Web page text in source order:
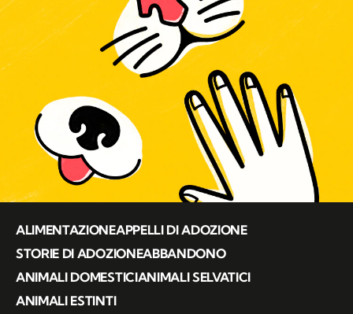
ALIMENTAZIONEAPPELLI DI ADOZIONE
STORIE DI ADOZIONEABBANDONO
ANIMALI DOMESTICIANIMALI SELVATICI
ANIMALI ESTINTI